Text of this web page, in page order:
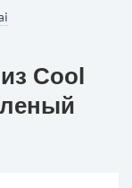
Cool